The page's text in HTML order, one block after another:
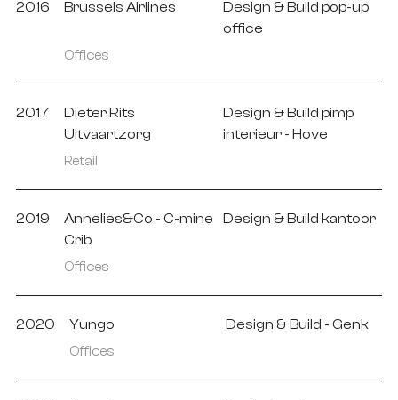
2016 Brussels Airlines
Design & Build pop-up
office
Offices
2017
Dieter Rits
Uitvaartzorg
Design & Build pimp
interieur - Hove
Retail
2019
Annelies&Co - C-mine
Crib
Design & Build kantoor
Offices
2020 Yungo Design & Build - Genk
Offices